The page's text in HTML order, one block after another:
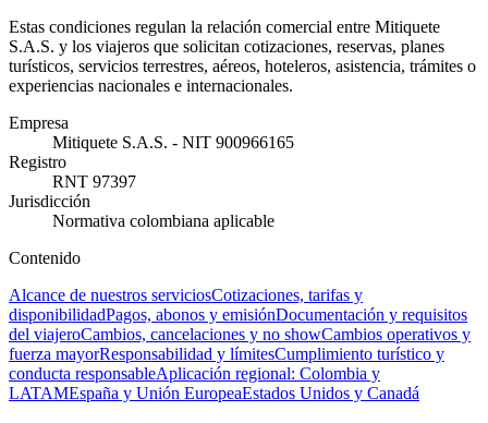
Estas condiciones regulan la relación comercial entre Mitiquete
S.A.S. y los viajeros que solicitan cotizaciones, reservas, planes
turísticos, servicios terrestres, aéreos, hoteleros, asistencia, trámites o
experiencias nacionales e internacionales.
Empresa
Mitiquete S.A.S. - NIT 900966165
Registro
RNT 97397
Jurisdicción
Normativa colombiana aplicable
Contenido
Alcance de nuestros serviciosCotizaciones, tarifas y
disponibilidadPagos, abonos y emisiónDocumentación y requisitos
del viajeroCambios, cancelaciones y no showCambios operativos y
fuerza mayorResponsabilidad y límitesCumplimiento turístico y
conducta responsableAplicación regional: Colombia y
LATAMEspaña y Unión EuropeaEstados Unidos y Canadá